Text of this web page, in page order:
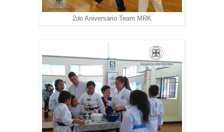
2do Aniversario Team MRK